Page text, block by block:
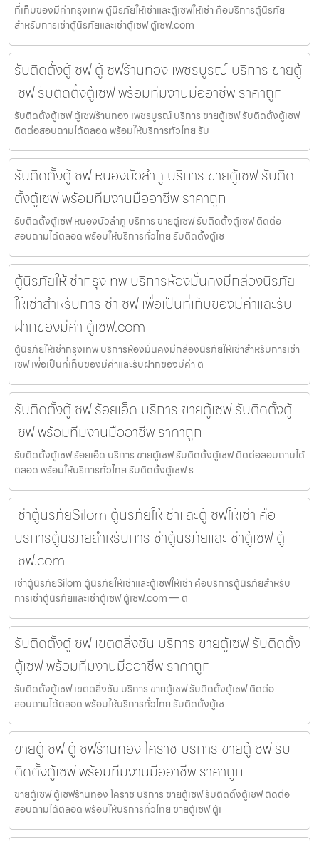
ที่เก็บของมีค่ากรุงเทพ ตู้นิรภัยให้เช่าและตู้เซฟให้เช่า คือบริการตู้นิรภัย
สำหรับการเช่าตู้นิรภัยและเช่าตู้เซฟ ตู้เซฟ.com
รับติดตั้งตู้เซฟ ตู้เซฟร้านทอง เพชรบูรณ์ บริการ ขายตู้
เซฟ รับติดตั้งตู้เซฟ พร้อมทีมงานมืออาชีพ ราคาถูก
รับติดตั้งตู้เซฟ ตู้เซฟร้านทอง เพชรบูรณ์ บริการ ขายตู้เซฟ รับติดตั้งตู้เซฟ
ติดต่อสอบถามได้ตลอด พร้อมให้บริการทั่วไทย รับ
รับติดตั้งตู้เซฟ หนองบัวลำภู บริการ ขายตู้เซฟ รับติด
ตั้งตู้เซฟ พร้อมทีมงานมืออาชีพ ราคาถูก
รับติดตั้งตู้เซฟ หนองบัวลำภู บริการ ขายตู้เซฟ รับติดตั้งตู้เซฟ ติดต่อ
สอบถามได้ตลอด พร้อมให้บริการทั่วไทย รับติดตั้งตู้เซ
ตู้นิรภัยให้เช่ากรุงเทพ บริการห้องมั่นคงมีกล่องนิรภัย
ให้เช่าสำหรับการเช่าเซฟ เพื่อเป็นที่เก็บของมีค่าและรับ
ฝากของมีค่า ตู้เซฟ.com
ตู้นิรภัยให้เช่ากรุงเทพ บริการห้องมั่นคงมีกล่องนิรภัยให้เช่าสำหรับการเช่า
เซฟ เพื่อเป็นที่เก็บของมีค่าและรับฝากของมีค่า ต
รับติดตั้งตู้เซฟ ร้อยเอ็ด บริการ ขายตู้เซฟ รับติดตั้งตู้
เซฟ พร้อมทีมงานมืออาชีพ ราคาถูก
รับติดตั้งตู้เซฟ ร้อยเอ็ด บริการ ขายตู้เซฟ รับติดตั้งตู้เซฟ ติดต่อสอบถามได้
ตลอด พร้อมให้บริการทั่วไทย รับติดตั้งตู้เซฟ ร
เช่าตู้นิรภัยSilom ตู้นิรภัยให้เช่าและตู้เซฟให้เช่า คือ
บริการตู้นิรภัยสำหรับการเช่าตู้นิรภัยและเช่าตู้เซฟ ตู้
เซฟ.com
เช่าตู้นิรภัยSilom ตู้นิรภัยให้เช่าและตู้เซฟให้เช่า คือบริการตู้นิรภัยสำหรับ
การเช่าตู้นิรภัยและเช่าตู้เซฟ ตู้เซฟ.com — ต
รับติดตั้งตู้เซฟ เขตตลิ่งชัน บริการ ขายตู้เซฟ รับติดตั้ง
ตู้เซฟ พร้อมทีมงานมืออาชีพ ราคาถูก
รับติดตั้งตู้เซฟ เขตตลิ่งชัน บริการ ขายตู้เซฟ รับติดตั้งตู้เซฟ ติดต่อ
สอบถามได้ตลอด พร้อมให้บริการทั่วไทย รับติดตั้งตู้เซ
ขายตู้เซฟ ตู้เซฟร้านทอง โคราช บริการ ขายตู้เซฟ รับ
ติดตั้งตู้เซฟ พร้อมทีมงานมืออาชีพ ราคาถูก
ขายตู้เซฟ ตู้เซฟร้านทอง โคราช บริการ ขายตู้เซฟ รับติดตั้งตู้เซฟ ติดต่อ
สอบถามได้ตลอด พร้อมให้บริการทั่วไทย ขายตู้เซฟ ตู้เ